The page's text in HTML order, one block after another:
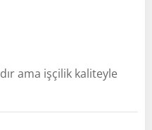
ama işçilik kaliteyle